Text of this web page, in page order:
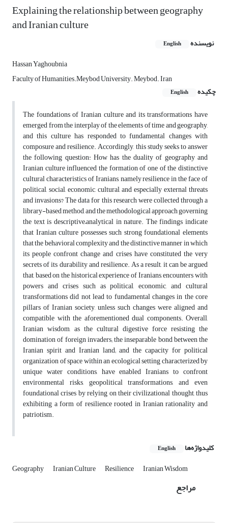
Explaining the relationship between geography
and Iranian culture
نویسنده English
Hassan Yaghoubnia
Faculty of Humanities.Meybod University. Meybod. Iran
چکیده
English
The foundations of Iranian culture and its transformations have
emerged from the interplay of the elements of time and geography,
and this culture has responded to fundamental changes with
composure and resilience. Accordingly, this study seeks to answer
the following question: How has the duality of geography and
Iranian culture influenced the formation of one of the distinctive
cultural characteristics of Iranians, namely resilience in the face of
political, social, economic, cultural, and especially external threats
and invasions? The data for this research were collected through a
library-based method, and the methodological approach governing
the text is descriptive–analytical in nature. The findings indicate
that Iranian culture possesses such strong foundational elements
that the behavioral complexity and the distinctive manner in which
its people confront change and crises have constituted the very
secrets of its durability and resilience. As a result, it can be argued
that, based on the historical experience of Iranians, encounters with
powers and crises such as political, economic, and cultural
transformations did not lead to fundamental changes in the core
pillars of Iranian society, unless such changes were aligned and
compatible with the aforementioned dual components. Overall,
Iranian wisdom, as the cultural digestive force resisting the
domination of foreign invaders; the inseparable bond between the
Iranian spirit and Iranian land; and the capacity for political
organization of space within an ecological setting characterized by
unique water conditions, have enabled Iranians to confront
environmental risks, geopolitical transformations, and even
foundational crises by relying on their civilizational thought, thus
exhibiting a form of resilience rooted in Iranian rationality and
patriotism.
کلیدواژه‌ها English
Geography Iranian Culture Resilience Iranian Wisdom
مراجع